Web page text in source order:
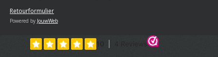
Retourformulier
Powered by JouwWeb